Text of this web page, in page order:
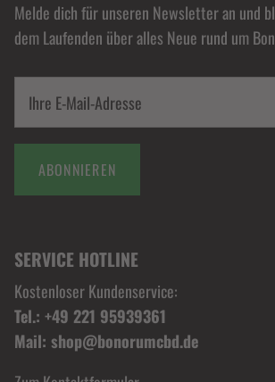
Melde dich für unseren Newsletter an und
dem Laufenden über alles Neue rund um
ABONNIEREN
SERVICE HOTLINE
Kostenloser Kundenservice:
Tel.: +49 221 95939361
Mail: shop@bonorumcbd.de